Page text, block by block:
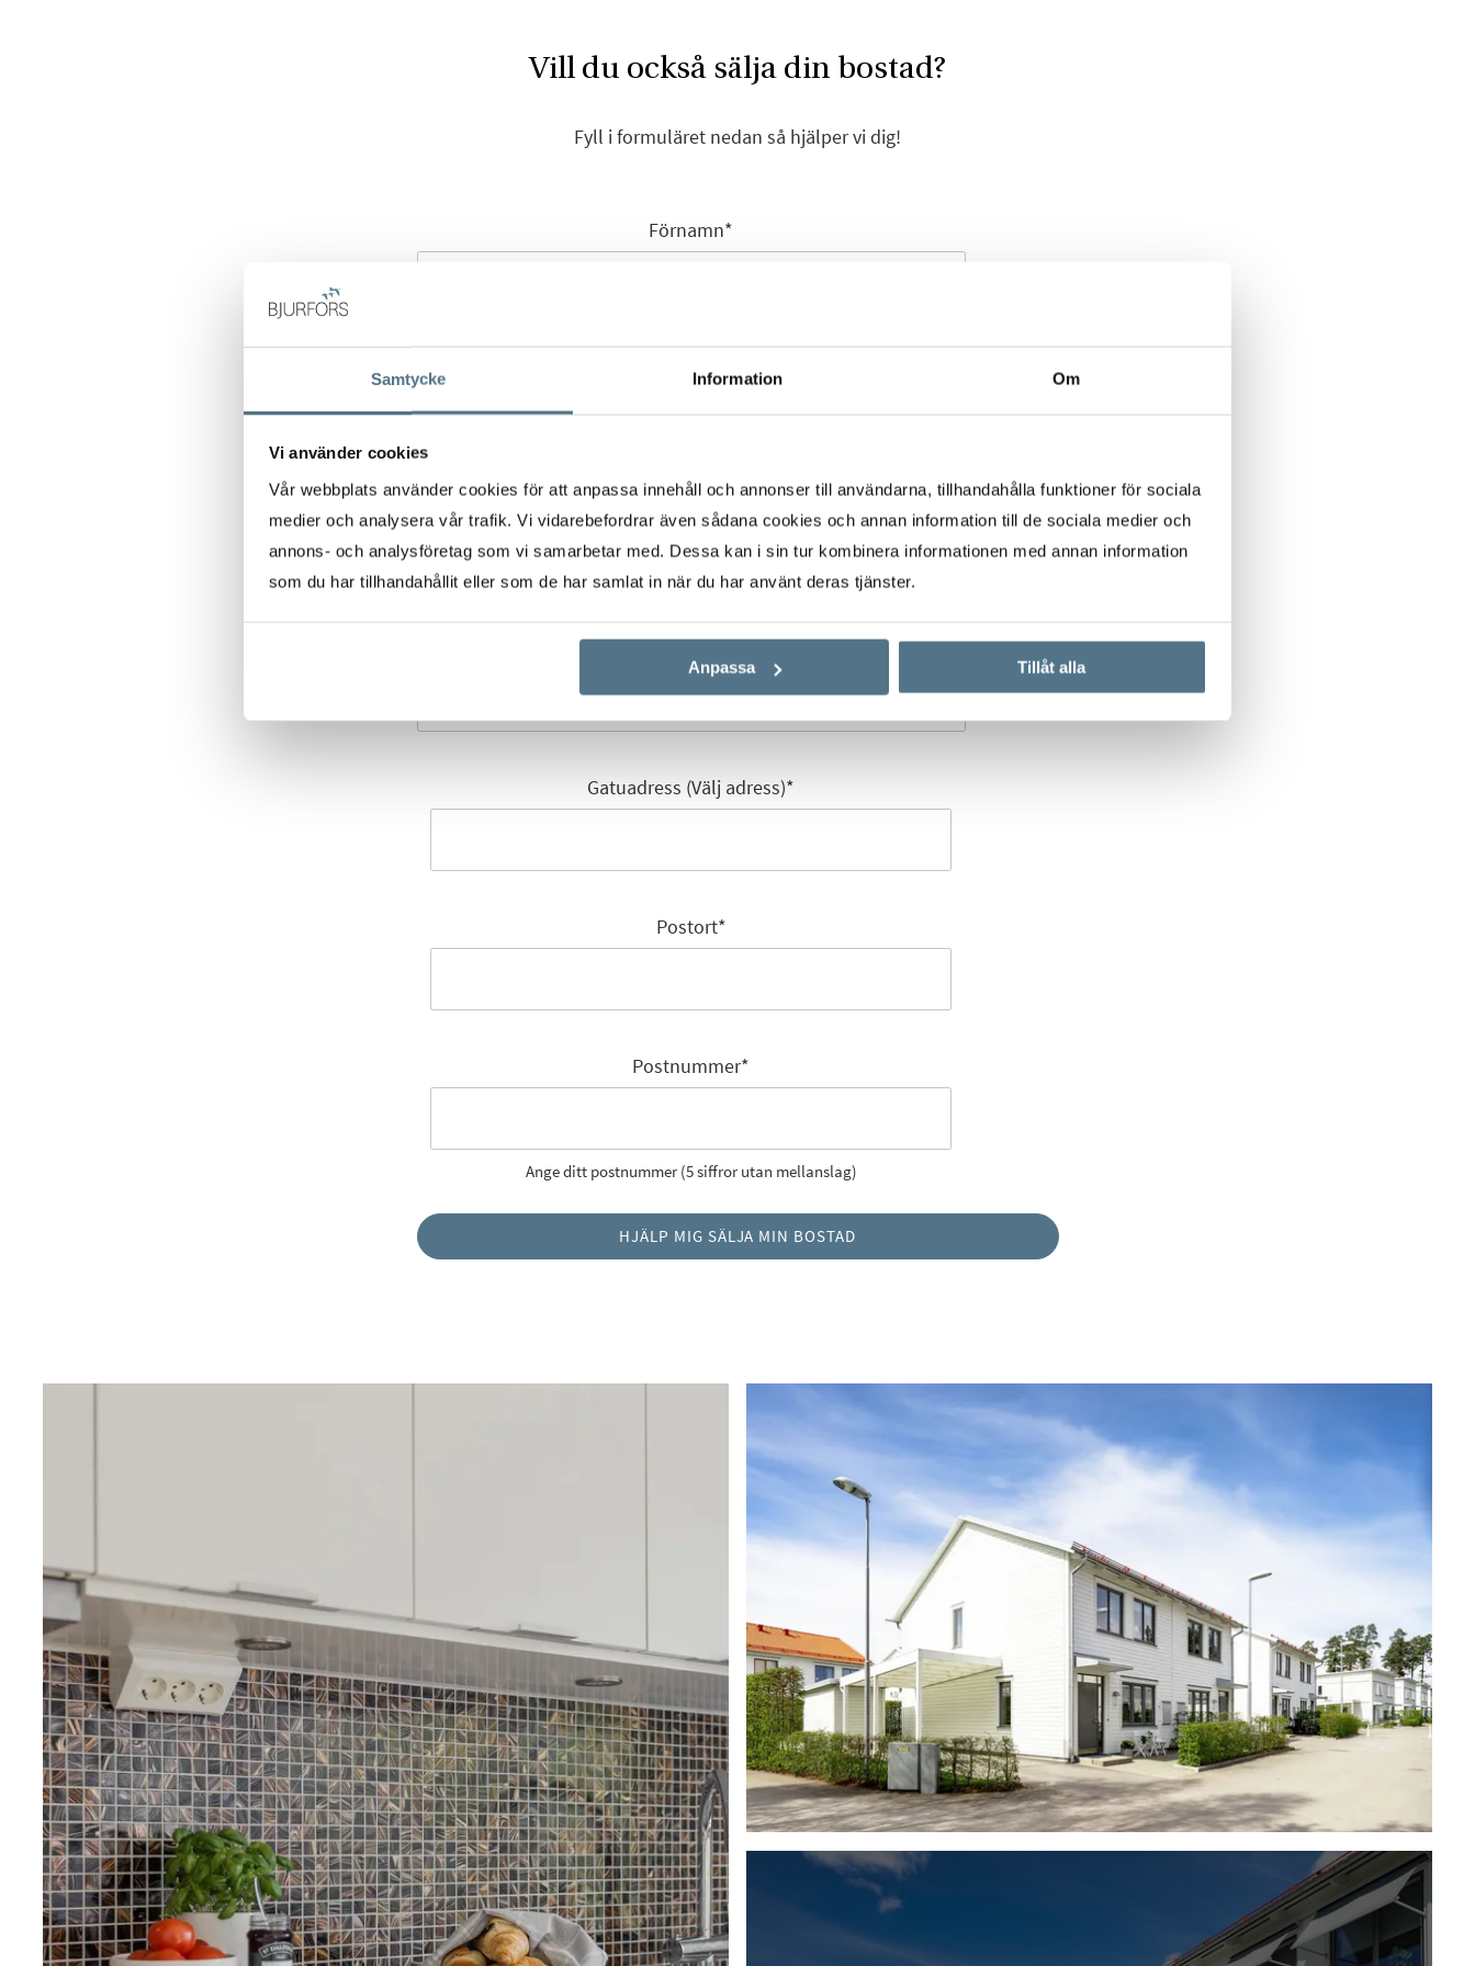
Samtycke Information Om
Vi använder cookies
Vår webbplats använder cookies för att anpassa innehåll och annonser till användarna, tillhandahålla funktioner för sociala
medier och analysera vår trafik. Vi vidarebefordrar även sådana cookies och annan information till de sociala medier och
annons- och analysföretag som vi samarbetar med. Dessa kan i sin tur kombinera informationen med annan information
som du har tillhandahållit eller som de har samlat in när du har använt deras tjänster.
Anpassa Tillåt alla
Vill du också sälja din bostad?
Fyll i formuläret nedan så hjälper vi dig!
Förnamn*
Efternamn*
Mobilnummer
E-post*
Gatuadress (Välj adress)*
Postort*
Postnummer*
Ange ditt postnummer (5 siffror utan mellanslag)